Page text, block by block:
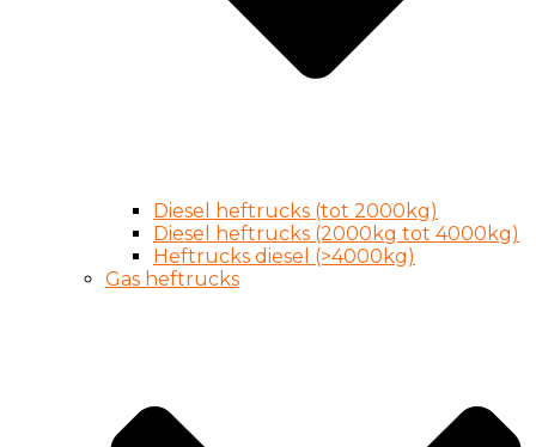
Diesel heftrucks (tot 2000kg)
Diesel heftrucks (2000kg tot 4000kg)
Heftrucks diesel (>4000kg)
Gas heftrucks